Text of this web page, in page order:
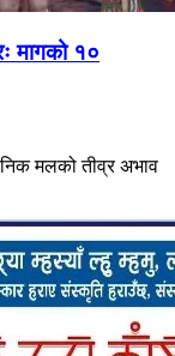
मागको १०
मलको तीव्र अभाव